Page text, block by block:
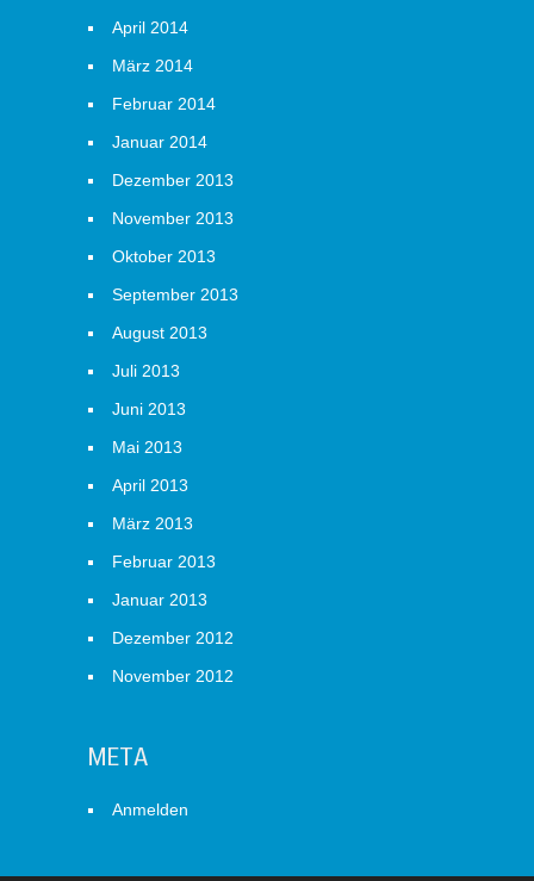
April 2014
März 2014
Februar 2014
Januar 2014
Dezember 2013
November 2013
Oktober 2013
September 2013
August 2013
Juli 2013
Juni 2013
Mai 2013
April 2013
März 2013
Februar 2013
Januar 2013
Dezember 2012
November 2012
META
Anmelden